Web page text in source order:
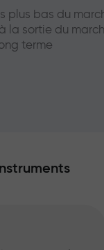
plus bas du
la sortie du
terme